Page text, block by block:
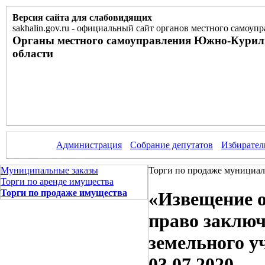
Версия сайта для слабовидящих
sakhalin.gov.ru - официальный сайт органов местного
Органы местного самоуправления Южно-
области
Администрация Собрание депутатов
Муниципальные заказы
Торги по аренде имущества
Торги по продаже имущества
Торги по продаже
«Извещение
право
земельного